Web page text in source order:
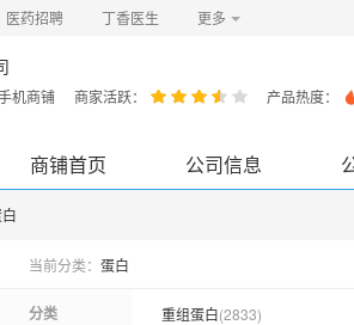
医药招聘 丁香医生 更多
机商铺 商家活跃： 产品热度：
商铺首页 公司信息
当前分类： 蛋白
分类 重组蛋白(2833)